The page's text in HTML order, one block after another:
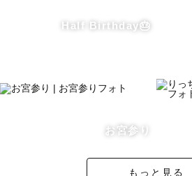
「この日、撮ってよかった」――
思ってもらえるような写真を
見返すたびに家族のあたたかさや
Half Birthday🎂
お宮参り
もっと見る